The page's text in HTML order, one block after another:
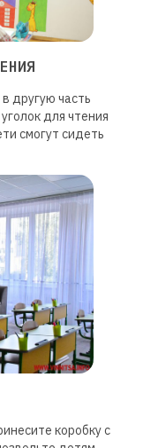
другую часть
для чтения
смогут сидеть
коробку с